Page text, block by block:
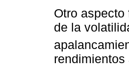
Otro
de la